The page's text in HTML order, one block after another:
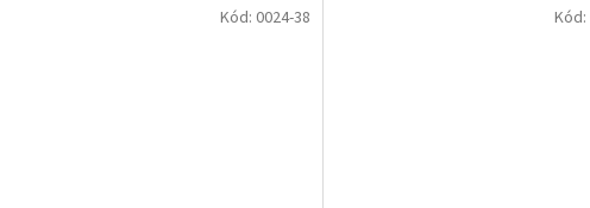
Kód: 0024-38 Kód: